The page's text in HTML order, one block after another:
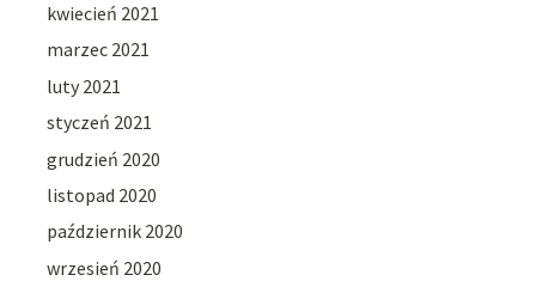
kwiecień 2021
marzec 2021
luty 2021
styczeń 2021
grudzień 2020
listopad 2020
październik 2020
wrzesień 2020